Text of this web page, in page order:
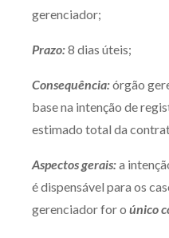
Zênite
gerenciador;
Prazo:8 dias úteis;
Consequência:órgão
base na intenção de
estimado total da
Aspectos gerais:a
é dispensável para os
gerenciador for o único